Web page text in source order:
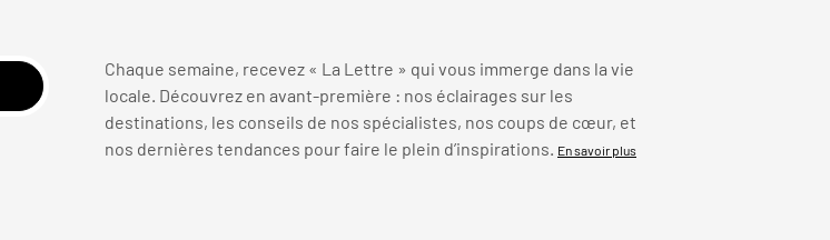
Chaque semaine, recevez « La Lettre » qui vous immerge dans la vie
locale. Découvrez en avant-première : nos éclairages sur les
destinations, les conseils de nos spécialistes, nos coups de cœur, et
nos dernières tendances pour faire le plein d’inspirations. En savoir plus